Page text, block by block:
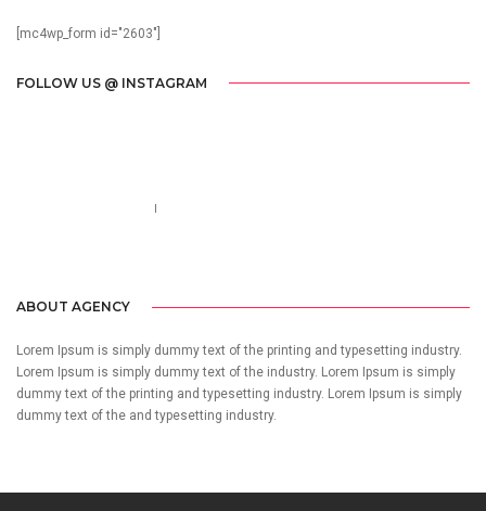
[mc4wp_form id="2603"]
FOLLOW US @ INSTAGRAM
ABOUT AGENCY
Lorem Ipsum is simply dummy text of the printing and typesetting industry.
Lorem Ipsum is simply dummy text of the industry. Lorem Ipsum is simply
dummy text of the printing and typesetting industry. Lorem Ipsum is simply
dummy text of the and typesetting industry.